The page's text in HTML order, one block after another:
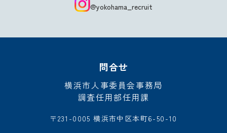
@yokohama_recruit
問合せ
横浜市人事委員会事務局
調査任用部任用課
〒231-0005 横浜市中区本町6-50-10